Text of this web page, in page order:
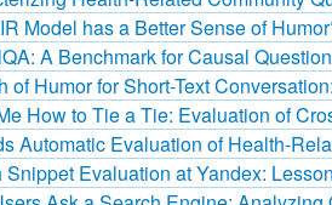
Model has a Better Sense of
A Benchmark for Causal
of Humor for Short-Text
How to Tie a Tie: Evaluation of
Automatic Evaluation of Health-
Snippet Evaluation at Yandex: